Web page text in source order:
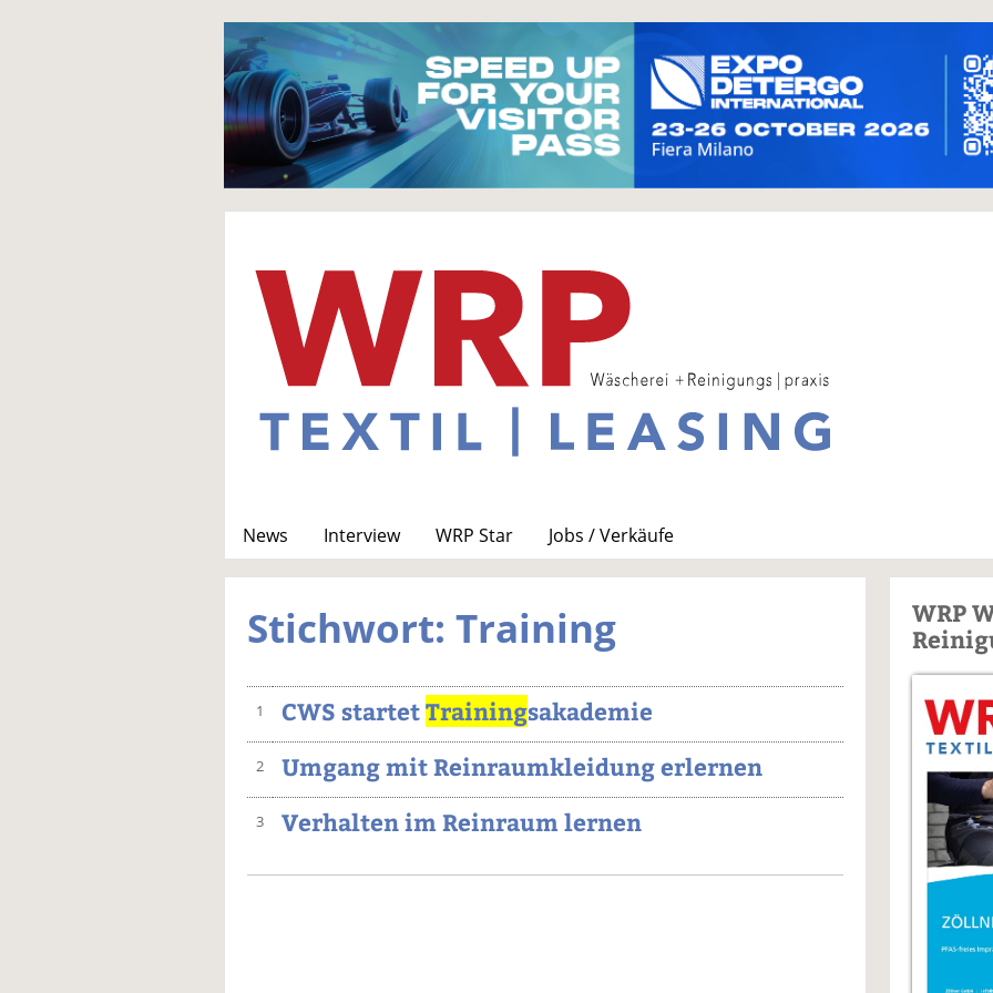
News Interview WRP Star
Jobs / Verkäufe
Stichwort: Training
1 CWS startetTrainingsakademie
2 Umgang mit Reinraumkleidung erlernen
3 Verhalten im Reinraum lernen
WRP